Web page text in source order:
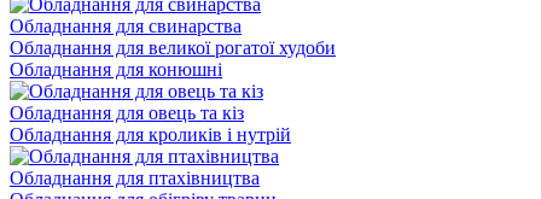
Обладнання для свинарства
Обладнання для великої рогатої худоби
Обладнання для конюшні
Обладнання для овець та кіз
Обладнання для кроликів і нутрій
Обладнання для птахівництва